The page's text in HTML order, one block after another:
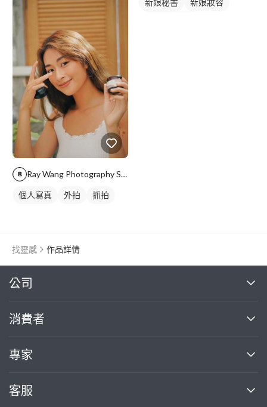
Ray Wang Photography Studio
個人寫真 外拍 抓拍
新娘秘書
新娘妝容
找靈感 作品詳情
公司
關於我們
部落格
加入我們
消費者
買服務
熱門服務
專家
案件中心
客服
繼續完成